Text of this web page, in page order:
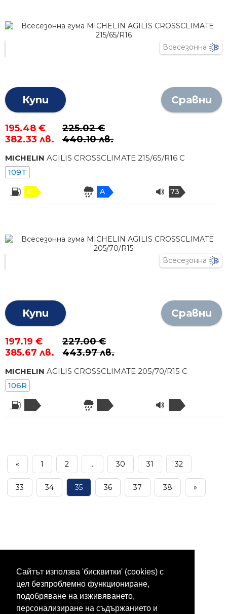
Сайтът използва 'бисквитки' (cookies) с
цел безпроблемно функциониране,
подобряване на изживяването,
персонализиране на съдържанието и
Всесезонна
Купи Сравни
195.48 €
382.33 лв.
225.02 €
440.10 лв.
MICHELIN AGILIS CROSSCLIMATE 215/65/R16 C
109T
C A 73
Всесезонна
Купи Сравни
197.19 €
385.67 лв.
227.00 €
443.97 лв.
MICHELIN AGILIS CROSSCLIMATE 205/70/R15 C
106R
« 1 2 ... 30 31 32
33 34 35 36 37 38 »